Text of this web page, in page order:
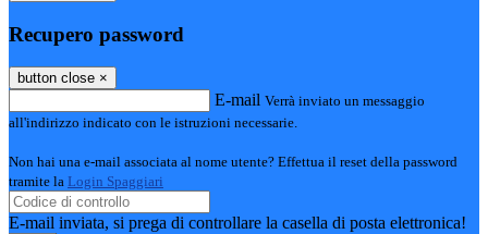
Recupero password
button close ×
E-mail Verrà inviato un messaggio
all'indirizzo indicato con le istruzioni necessarie.
Non hai una e-mail associata al nome utente? Effettua il reset della password
tramite la Login Spaggiari
E-mail inviata, si prega di controllare la casella di posta elettronica!